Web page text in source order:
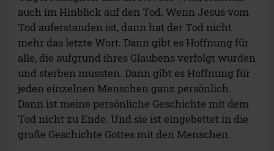
auch im Hinblick auf den Tod. Wenn Jesus vom
Tod auferstanden ist, dann hat der Tod nicht
mehr das letzte Wort. Dann gibt es Hoffnung für
alle, die aufgrund ihres Glaubens verfolgt wurden
und sterben mussten. Dann gibt es Hoffnung für
jeden einzelnen Menschen ganz persönlich.
Dann ist meine persönliche Geschichte mit dem
Tod nicht zu Ende. Und sie ist eingebettet in die
große Geschichte Gottes mit den Menschen.